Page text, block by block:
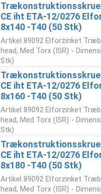
CE iht ETA-12/0276
8x140 -T40 (50 Stk)
Artikel 89092 Elforzinket
head, Med Torx (ISR) -
Stk)
CE iht ETA-12/0276
8x160 -T40 (50 Stk)
Artikel 89092 Elforzinket
head, Med Torx (ISR) -
Stk)
CE iht ETA-12/0276
8x180 -T40 (50 Stk)
Artikel 89092 Elforzinket
head, Med Torx (ISR) -